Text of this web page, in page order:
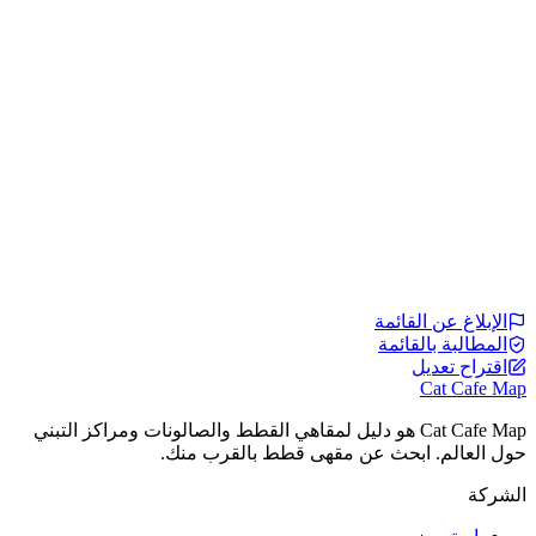
الإبلاغ عن القائمة
المطالبة بالقائمة
اقتراح تعديل
Cat Cafe Map
Cat Cafe Map هو دليل لمقاهي القطط والصالونات ومراكز التبني
حول العالم. ابحث عن مقهى قطط بالقرب منك.
الشركة